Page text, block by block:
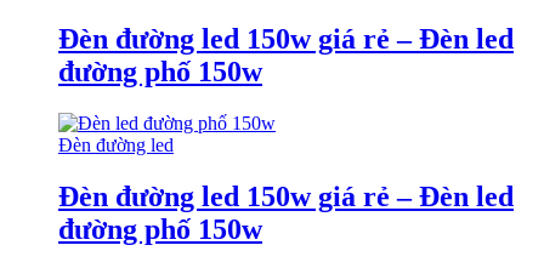
Đèn đường led 150w giá rẻ – Đèn led
đường phố 150w
Đèn đường led
Đèn đường led 150w giá rẻ – Đèn led
đường phố 150w